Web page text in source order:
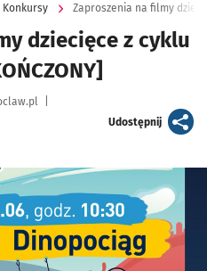
Konkursy Zaproszenia na filmy
dziecięce z cyklu
Udostępnijartykuł